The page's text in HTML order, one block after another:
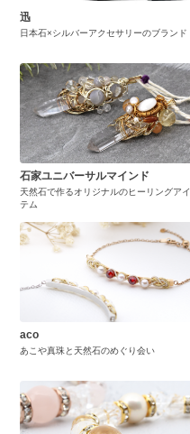
迅
日本石×シルバーアクセサリーのブランド
石家ユニバーサルマインド
天然石で作るオリジナルのヒーリングアイ
テム
aco
あこや真珠と天然石のめぐり会い